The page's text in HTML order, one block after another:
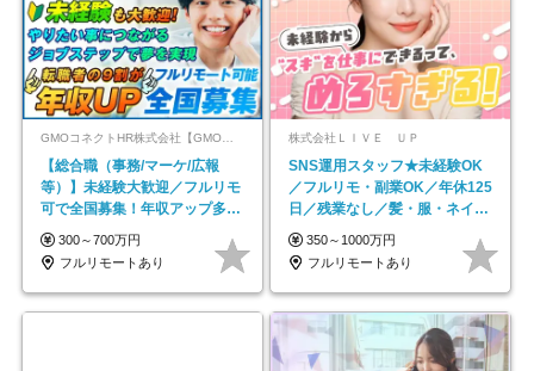
GMOコネクトHR株式会社【GMOインターネットグループ】
【総合職（事務/マーケ/広報
等）】未経験大歓迎／フルリモ
可で全国募集！年収アップ多数
★年休最大130日★
300～700万円
フルリモートあり
株式会社ＬＩＶＥ ＵＰ
SNS運用スタッフ★未経験OK
／フルリモ・副業OK／年休125
日／残業なし／髪・服・ネイ
ル・ピアス自由
350～1000万円
フルリモートあり